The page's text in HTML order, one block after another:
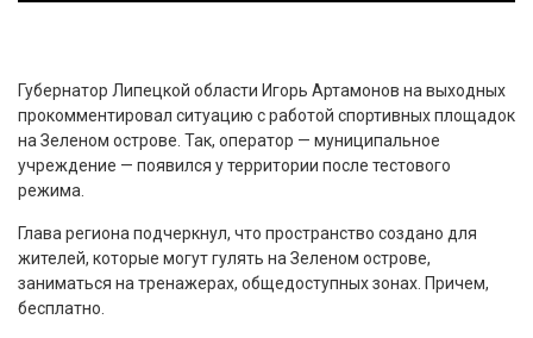
Губернатор Липецкой области Игорь Артамонов на выходных
прокомментировал ситуацию с работой спортивных площадок
на Зеленом острове. Так, оператор — муниципальное
учреждение — появился у территории после тестового
режима.
Глава региона подчеркнул, что пространство создано для
жителей, которые могут гулять на Зеленом острове,
заниматься на тренажерах, общедоступных зонах. Причем,
бесплатно.